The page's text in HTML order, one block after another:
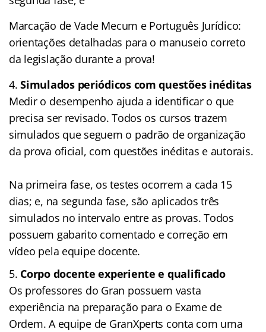
Marcação de Vade Mecum e Português Jurídico:
orientações detalhadas para o manuseio correto
da legislação durante a prova!
Simulados periódicos com questões inéditas
Medir o desempenho ajuda a identificar o que
precisa ser revisado. Todos os cursos trazem
simulados que seguem o padrão de organização
da prova oficial, com questões inéditas e autorais.
Na primeira fase, os testes ocorrem a cada 15
dias; e, na segunda fase, são aplicados três
simulados no intervalo entre as provas. Todos
possuem gabarito comentado e correção em
vídeo pela equipe docente.
Corpo docente experiente e qualificado
Os professores do Gran possuem vasta
experiência na preparação para o Exame de
Ordem. A equipe de GranXperts conta com uma